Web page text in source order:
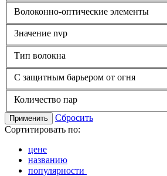
Волоконно-оптические элементы
Значение nvp
Тип волокна
С защитным барьером от огня
Количество пар
Применить
Сбросить
Сортитировать по:
цене
названию
популярности